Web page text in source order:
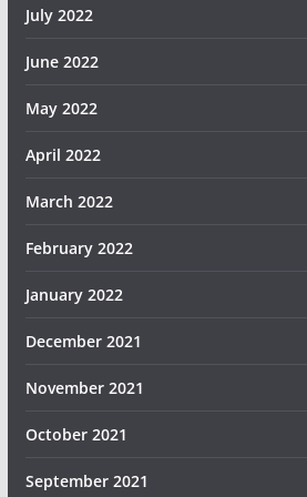
July 2022
June 2022
May 2022
April 2022
March 2022
February 2022
January 2022
December 2021
November 2021
October 2021
September 2021